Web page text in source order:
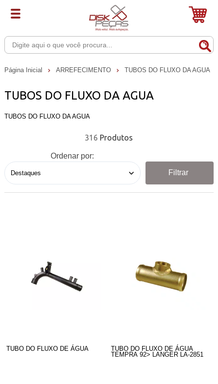
Página Inicial ARREFECIMENTO TUBOS DO FLUXO DA AGUA
TUBOS DO FLUXO DA AGUA
TUBOS DO FLUXO DA AGUA
316
Ordenar por:
Filtrar
TUBO DO FLUXO DE ÁGUA
TUBO DO FLUXO DE ÁGUA
TEMPRA 92> LANGER LA-2851